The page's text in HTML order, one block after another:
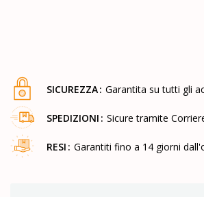
SICUREZZA Garantita su tutti gli
SPEDIZIONI Sicure tramite
RESI Garantiti fino a 14 giorni